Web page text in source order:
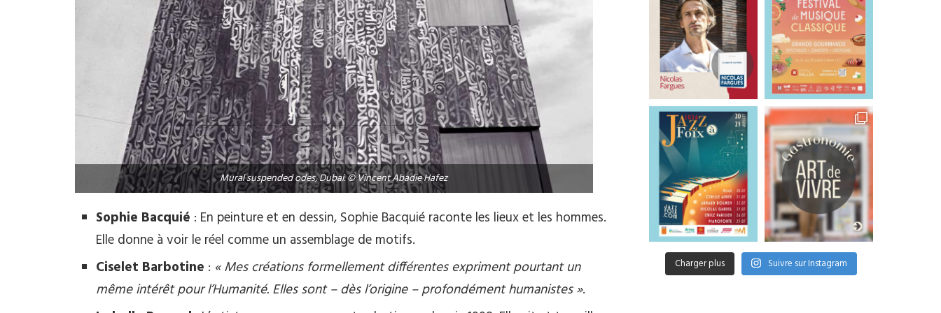
Mural suspended odes, Dubai. © Vincent Abadie Hafez
Sophie Bacquié : En peinture et en dessin, Sophie Bacquié raconte les lieux et les hommes.
Elle donne à voir le réel comme un assemblage de motifs.
Ciselet Barbotine : « Mes créations formellement différentes expriment pourtant un
même intérêt pour l’Humanité. Elles sont – dès l’origine – profondément humanistes ».
Charger plus Suivre sur Instagram